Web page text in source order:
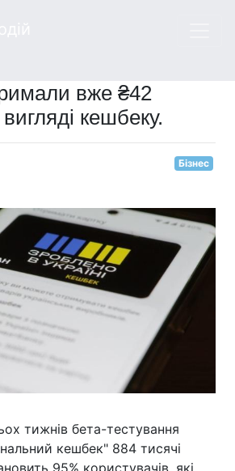
вже ₴42
кешбеку.
Бізнес
тижнів бета-тестування
кешбек" 884 тисячі
95% користувачів, які